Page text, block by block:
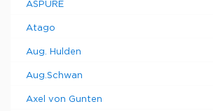
ASPURE
Atago
Aug. Hulden
Aug.Schwan
Axel von Gunten